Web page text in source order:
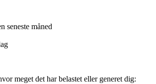
seneste måned
meget det har belastet eller generet dig: